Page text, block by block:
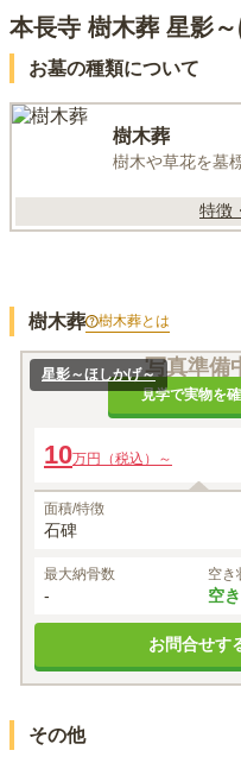
本長寺 樹木葬 星影
お墓の種類について
樹木葬
樹木や草花を墓
特徴
樹木葬 樹木葬とは
写真準備
見学で実物を
星影～ほしかげ～
10万円（税込）～
面積/特徴
石碑
最大納骨数
-
空き
空
お問合せす
その他